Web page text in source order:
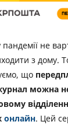
пандемії не
з дому.
що
можна
онлайн. Цей